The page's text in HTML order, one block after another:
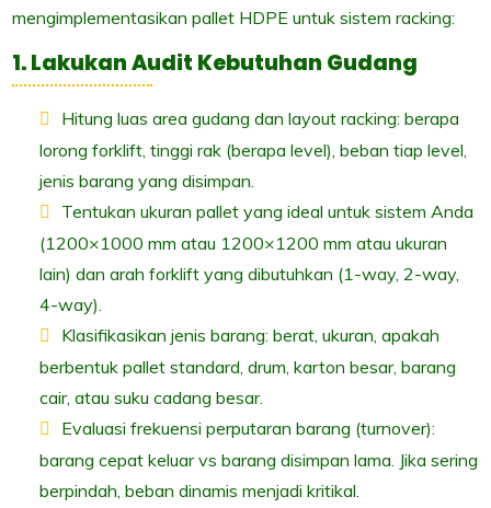
mengimplementasikan pallet HDPE untuk sistem racking:
1. Lakukan Audit Kebutuhan Gudang
Hitung luas area gudang dan layout racking: berapa
lorong forklift, tinggi rak (berapa level), beban tiap level,
jenis barang yang disimpan.
Tentukan ukuran pallet yang ideal untuk sistem Anda
(1200×1000 mm atau 1200×1200 mm atau ukuran
lain) dan arah forklift yang dibutuhkan (1-way, 2-way,
4-way).
Klasifikasikan jenis barang: berat, ukuran, apakah
berbentuk pallet standard, drum, karton besar, barang
cair, atau suku cadang besar.
Evaluasi frekuensi perputaran barang (turnover):
barang cepat keluar vs barang disimpan lama. Jika sering
berpindah, beban dinamis menjadi kritikal.